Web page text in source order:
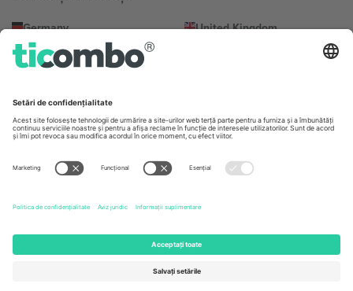
Germany
Unter den Linden 24, 10117
Berlin, Germany
United Kingdom
167 City Road, London, Greater
United States
131 Continental Dr, Suite 305,
States
Switzerland
Dorfstrasse 52a, 6390
Bulgaria
Bulgaria
United Arab Emirates
Building A1, Office 302, Dubai,
United Arab Emirates